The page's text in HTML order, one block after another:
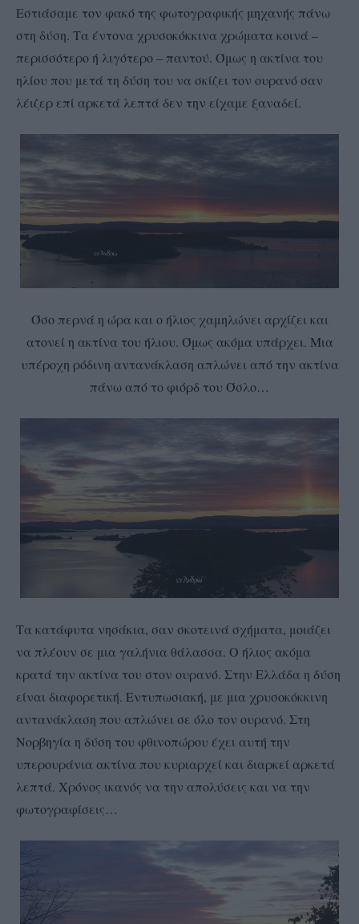
Εστιάσαμε τον φακό της φωτογραφικής μηχανής πάνω
στη δύση. Τα έντονα χρυσοκόκκινα χρώματα κοινά –
περισσότερο ή λιγότερο – παντού. Όμως η ακτίνα του
ηλίου που μετά τη δύση του να σκίζει τον ουρανό σαν
λέιζερ επί αρκετά λεπτά δεν την είχαμε ξαναδεί.
Όσο περνά η ώρα και ο ήλιος χαμηλώνει αρχίζει και
ατονεί η ακτίνα του ήλιου. Όμως ακόμα υπάρχει. Μια
υπέροχη ρόδινη αντανάκλαση απλώνει από την ακτίνα
πάνω από το φιόρδ του Όσλο…
Τα κατάφυτα νησάκια, σαν σκοτεινά σχήματα, μοιάζει
να πλέουν σε μια γαλήνια θάλασσα. Ο ήλιος ακόμα
κρατά την ακτίνα του στον ουρανό. Στην Ελλάδα η δύση
είναι διαφορετική. Εντυπωσιακή, με μια χρυσοκόκκινη
αντανάκλαση που απλώνει σε όλο τον ουρανό. Στη
Νορβηγία η δύση του φθινοπώρου έχει αυτή την
υπερουράνια ακτίνα που κυριαρχεί και διαρκεί αρκετά
λεπτά. Χρόνος ικανός να την απολύσεις και να την
φωτογραφίσεις…